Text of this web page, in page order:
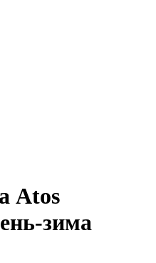
Atos
зима